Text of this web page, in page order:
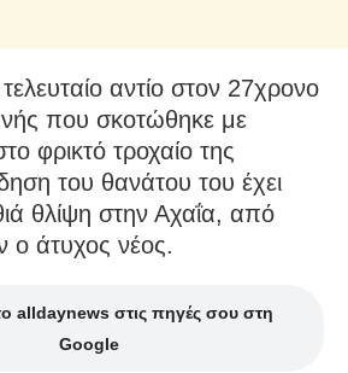
αντίο στον 27χρονο
που σκοτώθηκε με
φρικτό τροχαίο της
του θανάτου του έχει
θλίψη στην Αχαΐα, από
ο άτυχος νέος.
alldaynews στις πηγές σου στη
Google